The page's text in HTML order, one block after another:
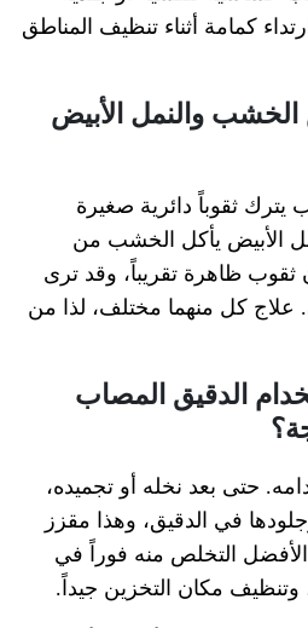
كمامة أثناء تنظيف المناطق
والنمل الأبيض
ثقوباً دائرية صغيرة
الأبيض يأكل الخشب من
ثقوب ظاهرة تقريباً، وقد ترى
علاج كل منهما مختلف، لذا من
الدقيق المصاب
حتى بعد نخله أو تجميده،
في الدقيق، وهذا مقزز
التخلص منه فوراً في
مكان التخزين جيداً.